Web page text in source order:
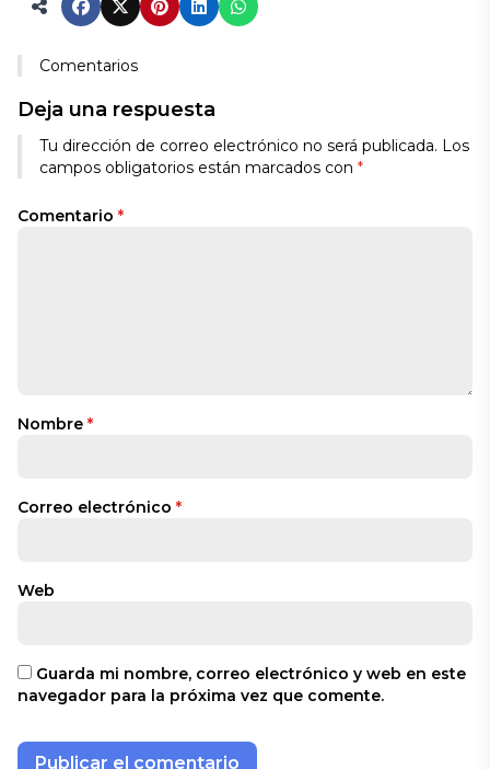
Comentarios
Deja una respuesta
Tu dirección de correo electrónico no será publicada. Los
campos obligatorios están marcados con *
Comentario *
Nombre *
Correo electrónico *
Web
Guarda mi nombre, correo electrónico y web en este
navegador para la próxima vez que comente.